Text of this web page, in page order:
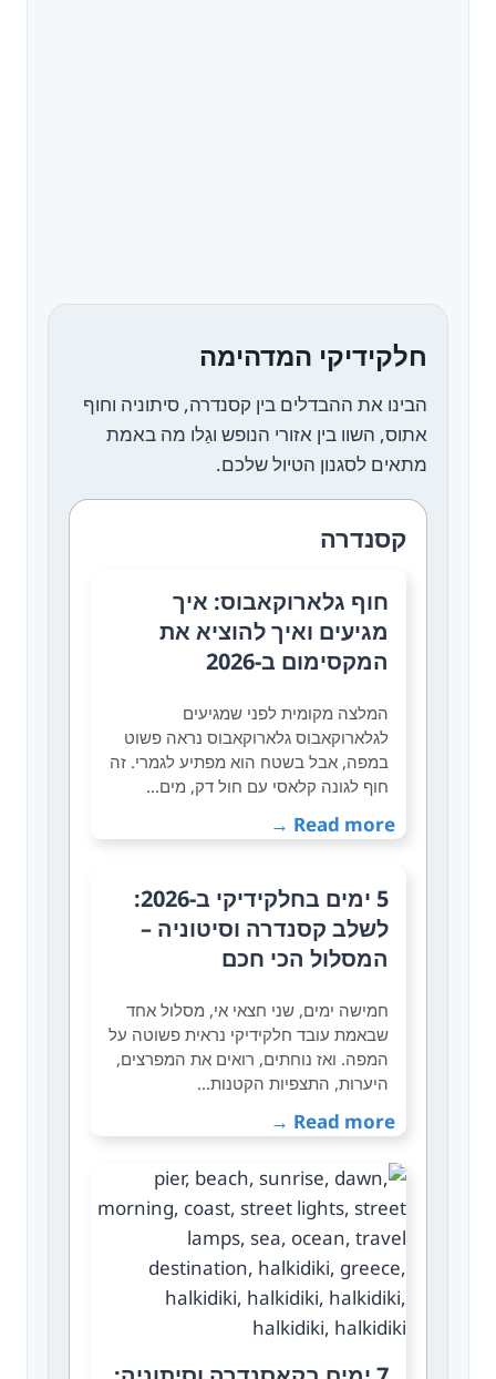
חלקידיקי המדהימה
הבינו את ההבדלים בין קסנדרה, סיתוניה וחוף
אתוס, השוו בין אזורי הנופש וגַלו מה באמת
מתאים לסגנון הטיול שלכם.
קסנדרה
חוף גלארוקאבוס: איך
מגיעים ואיך להוציא את
המקסימום ב-2026
המלצה מקומית לפני שמגיעים
לגלארוקאבוס גלארוקאבוס נראה פשוט
במפה, אבל בשטח הוא מפתיע לגמרי. זה
חוף לגונה קלאסי עם חול דק, מים…
Read more →
5 ימים בחלקידיקי ב-2026:
לשלב קסנדרה וסיטוניה –
המסלול הכי חכם
חמישה ימים, שני חצאי אי, מסלול אחד
שבאמת עובד חלקידיקי נראית פשוטה על
המפה. ואז נוחתים, רואים את המפרצים,
היערות, התצפיות הקטנות…
Read more →